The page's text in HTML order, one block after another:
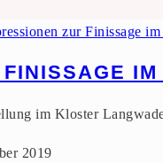
im Kloster
2019